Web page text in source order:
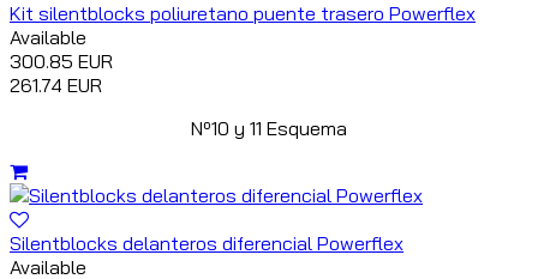
Kit silentblocks poliuretano puente trasero Powerflex
Available
300.85 EUR
261.74 EUR
Nº10 y 11 Esquema
Silentblocks delanteros diferencial Powerflex
Available